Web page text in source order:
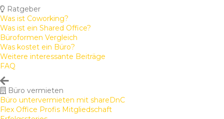
Ratgeber
Was ist Coworking?
Was ist ein Shared Office?
Büroformen Vergleich
Was kostet ein Büro?
Weitere interessante Beiträge
FAQ
Büro vermieten
Büro untervermieten mit shareDnC
Flex Office Profis Mitgliedschaft